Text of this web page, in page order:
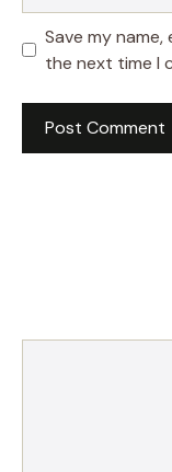
Save my
the next time I